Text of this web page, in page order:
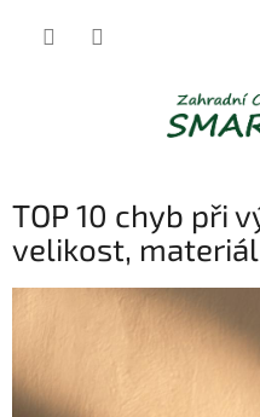
TOP 10 chyb při
velikost,